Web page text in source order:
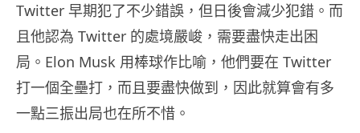
Twitter 早期犯了不少錯誤，但日後會減少犯錯。而
且他認為 Twitter 的處境嚴峻，需要盡快走出困
局。Elon Musk 用棒球作比喻，他們要在 Twitter
打一個全壘打，而且要盡快做到，因此就算會有多
一點三振出局也在所不惜。